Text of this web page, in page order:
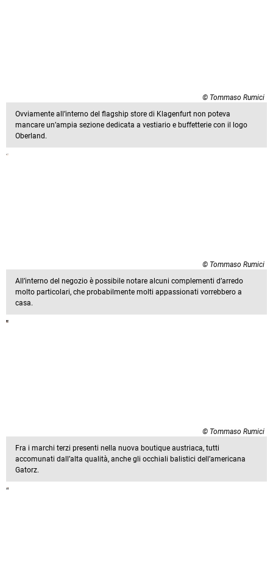
© Tommaso Rumici
Ovviamente all’interno del flagship store di Klagenfurt non poteva
mancare un’ampia sezione dedicata a vestiario e buffetterie con il logo
Oberland.
© Tommaso Rumici
All’interno del negozio è possibile notare alcuni complementi d’arredo
molto particolari, che probabilmente molti appassionati vorrebbero a
casa.
© Tommaso Rumici
Fra i marchi terzi presenti nella nuova boutique austriaca, tutti
accomunati dall’alta qualità, anche gli occhiali balistici dell’americana
Gatorz.